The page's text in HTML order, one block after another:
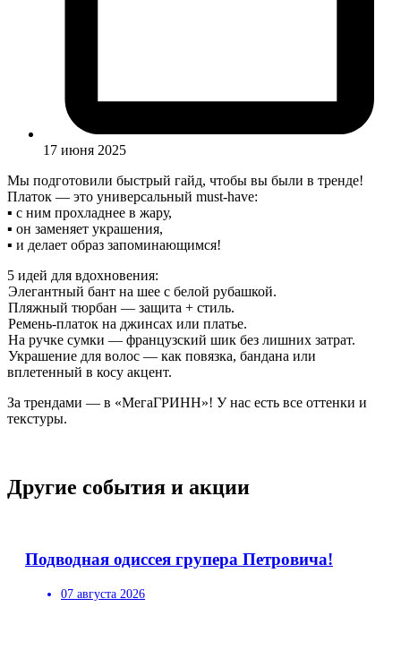
17 июня 2025
Мы подготовили быстрый гайд, чтобы вы были в тренде!
Платок — это универсальный must-have:
▪️ с ним прохладнее в жару,
▪️ он заменяет украшения,
▪️ и делает образ запоминающимся!
5 идей для вдохновения:
Элегантный бант на шее с белой рубашкой.
Пляжный тюрбан — защита + стиль.
Ремень-платок на джинсах или платье.
На ручке сумки — французский шик без лишних затрат.
Украшение для волос — как повязка, бандана или
вплетенный в косу акцент.
За трендами — в «МегаГРИНН»! У нас есть все оттенки и
текстуры.
Другие события и акции
Подводная одиссея групера Петровича!
07 августа 2026